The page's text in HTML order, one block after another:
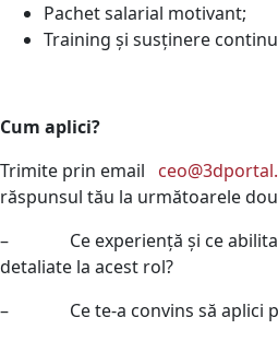
Pachet salarial motivant;
Training și susținere
Cum aplici?
Trimite prin email
răspunsul tău la următoarele
– Ce experiență și ce abilitați
detaliate la acest rol?
– Ce te-a convins să aplici